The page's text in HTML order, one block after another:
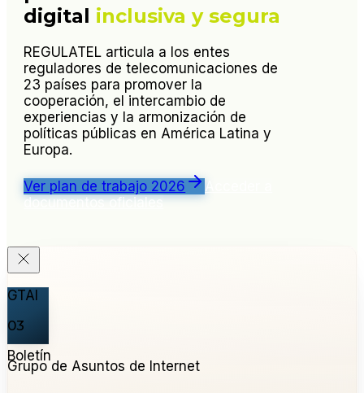
digital inclusiva y segura
REGULATEL articula a los entes
reguladores de telecomunicaciones de
23 países para promover la
cooperación, el intercambio de
experiencias y la armonización de
políticas públicas en América Latina y
Europa.
Ver plan de trabajo 2026
Acceder a
documentos oficiales
GTAI
03
Boletín
Grupo de Asuntos de Internet